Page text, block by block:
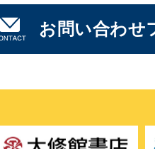
お問い合わせ